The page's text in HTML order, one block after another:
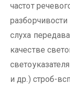
частот
слуха
качестве
и др.) строб-